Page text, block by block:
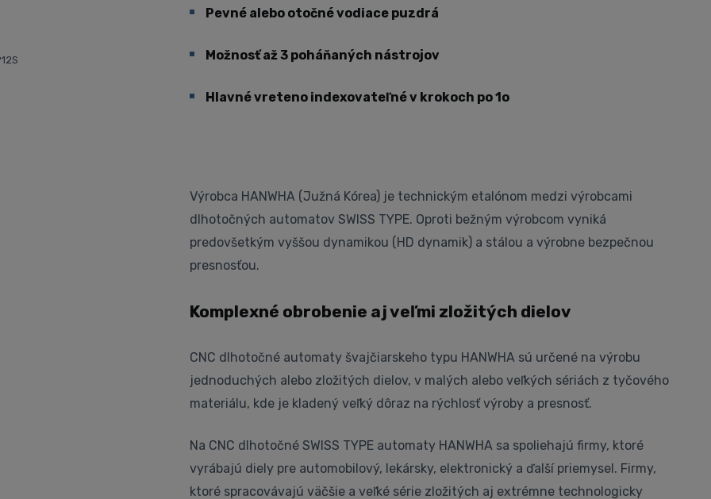
Pevné alebo otočné vodiace puzdrá
Možnosť až 3 poháňaných nástrojov
Hlavné vreteno indexovateľné v krokoch po 1o
Výrobca HANWHA (Južná Kórea) je technickým etalónom medzi výrobcami
dlhotočných automatov SWISS TYPE. Oproti bežným výrobcom vyniká
predovšetkým vyššou dynamikou (HD dynamik) a stálou a výrobne bezpečnou
presnosťou.
Komplexné obrobenie aj veľmi zložitých dielov
CNC dlhotočné automaty švajčiarskeho typu HANWHA sú určené na výrobu
jednoduchých alebo zložitých dielov, v malých alebo veľkých sériách z tyčového
materiálu, kde je kladený veľký dôraz na rýchlosť výroby a presnosť.
Na CNC dlhotočné SWISS TYPE automaty HANWHA sa spoliehajú firmy, ktoré
vyrábajú diely pre automobilový, lekársky, elektronický a ďalší priemysel. Firmy,
ktoré spracovávajú väčšie a veľké série zložitých aj extrémne technologicky